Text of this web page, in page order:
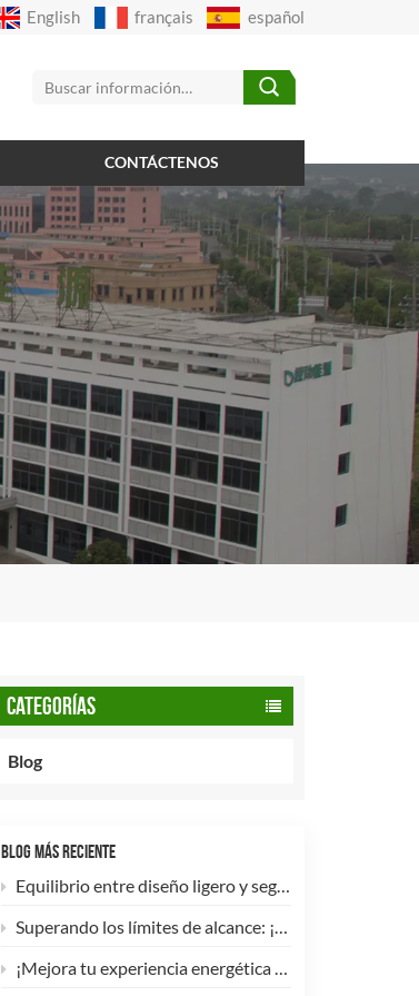
English français español
CONTÁCTENOS
CATEGORÍAS
Blog
BLOG MÁS RECIENTE
Equilibrio entre diseño ligero y seguridad: cómo los cilindros de GNC tipo 2 de 90 litros potencian las flotas comerciales.
Superando los límites de alcance: ¡Los cilindros de hidrógeno para UAV tipo 4 ya están disponibles para personalización de alta eficiencia!
¡Mejora tu experiencia energética con nuestra bombona de GLP compuesta de 5 kg! 🚀✨